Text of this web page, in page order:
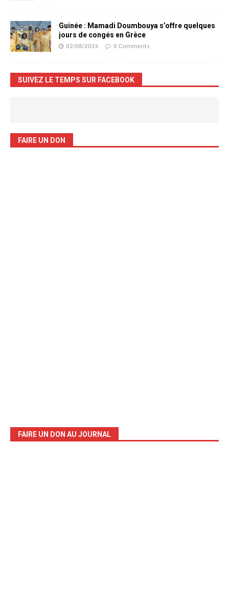
Guinée : Mamadi Doumbouya s’offre quelques
jours de congés en Grèce
02/08/2026 0 Comments
SUIVEZ LE TEMPS SUR FACEBOOK
FAIRE UN DON
FAIRE UN DON AU JOURNAL